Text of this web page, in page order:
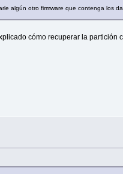
algún otro firmware que contenga los
cómo recuperar la partición